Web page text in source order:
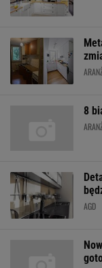
8
AGD